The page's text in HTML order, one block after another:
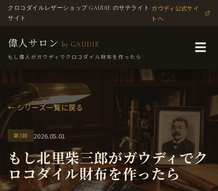
クロコダイルレザーショップ GAUDIE のサテライト
サイト
ガウディ公式サイ
トへ
偉人サロン by GAUDIE
もし偉人がガウディでクロコダイル財布を作ったら
☰
← シリーズ一覧に戻る
第3回 2026.05.01
もし北里柴三郎がガウディでク
ロコダイル財布を作ったら